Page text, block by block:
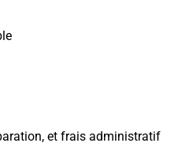
et frais administratif